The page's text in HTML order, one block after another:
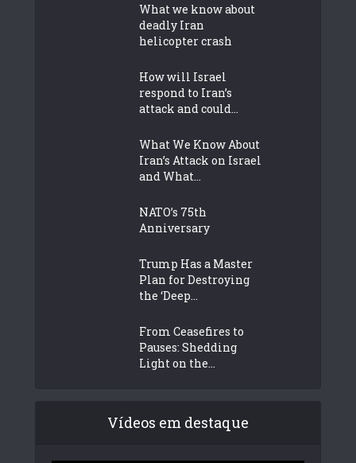
What we know about
deadly Iran
helicopter crash
How will Israel
respond to Iran’s
attack and could...
What We Know About
Iran’s Attack on Israel
and What...
NATO’s 75th
Anniversary
Trump Has a Master
Plan for Destroying
the ‘Deep...
From Ceasefires to
Pauses: Shedding
Light on the...
Vídeos em destaque